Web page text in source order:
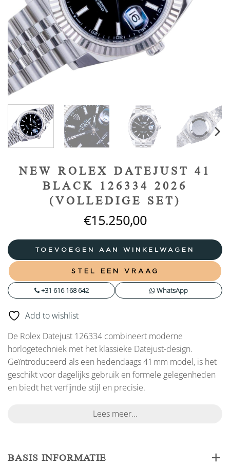
NEW ROLEX DATEJUST 41
BLACK 126334 2026
(VOLLEDIGE SET)
€15.250,00
TOEVOEGEN AAN WINKELWAGEN
STEL EEN VRAAG
+31 616 168 642 WhatsApp
Add to wishlist
De Rolex Datejust 126334 combineert moderne
horlogetechniek met het klassieke Datejust-design.
Geïntroduceerd als een hedendaags 41 mm model, is het
geschikt voor dagelijks gebruik en formele gelegenheden
en biedt het verfijnde stijl en precisie.
Lees meer...
BASIS INFORMATIE